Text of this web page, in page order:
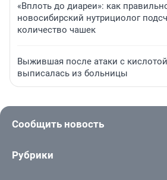
«Вплоть до диареи»: как
новосибирский нутрициолог
количество чашек
Выжившая после атаки с
выписалась из больницы
Сообщить новость
Рубрики